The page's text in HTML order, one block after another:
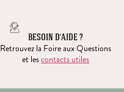
BESOIN D’AIDE ?
Retrouvez la Foire aux Questions
et lescontacts utiles